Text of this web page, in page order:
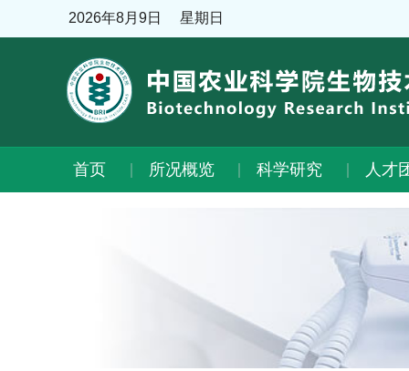
2026年8月9日 星期日
首页 所况概览 科学研究 人才